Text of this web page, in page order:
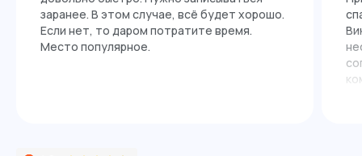
заранее. В этом случае, всё будет хорошо.
Если нет, то даром потратите время.
Место популярное.